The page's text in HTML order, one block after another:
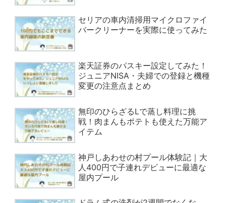
セリアの車内清掃用マイクロファイ
バークリーナーを実際に使ってみた
楽天証券のパスキー設定してみた！
ジュニアNISA・夫婦での登録と機種
変更の注意点まとめ
無印のひらざるLで蒸し料理に挑
戦！肉まんもポテトも使えた万能ア
イテム
神戸しあわせの村プール体験記｜大
人400円で子連れデビューに最適な
屋内プール